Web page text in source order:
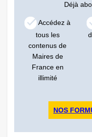
Déjà
Accédez à
tous les
contenus de
Maires de
France en
illimité
NOS